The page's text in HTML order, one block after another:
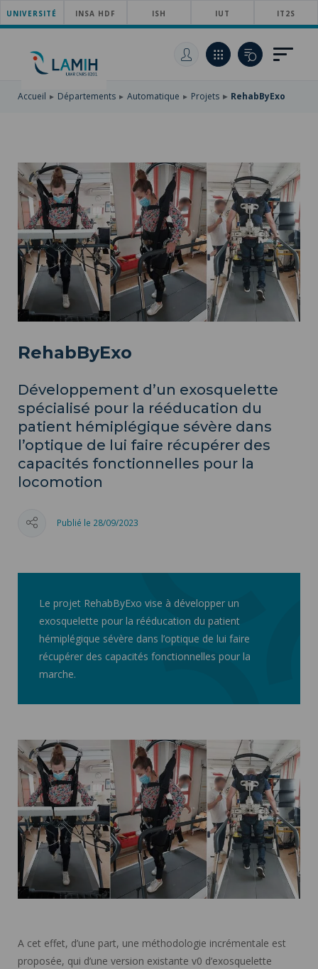
ACCÉDER
AU
PRINCIPAL
ALLER
CONTENU
PRINCIPAL
ACCÉDER
RECHERCHE
UNIVERSITÉ INSA HDF ISH IUT IT2S
Accueil Départements Automatique Projets RehabByExo
RehabByExo
Développement d’un exosquelette
spécialisé pour la rééducation du
patient hémiplégique sévère dans
l’optique de lui faire récupérer des
capacités fonctionnelles pour la
locomotion
Publié le 28/09/2023
Le projet RehabByExo vise à développer un
exosquelette pour la rééducation du patient
hémiplégique sévère dans l’optique de lui faire
récupérer des capacités fonctionnelles pour la
marche.
A cet effet, d’une part, une méthodologie incrémentale est
proposée, qui d’une version existante v0 d’exosquelette